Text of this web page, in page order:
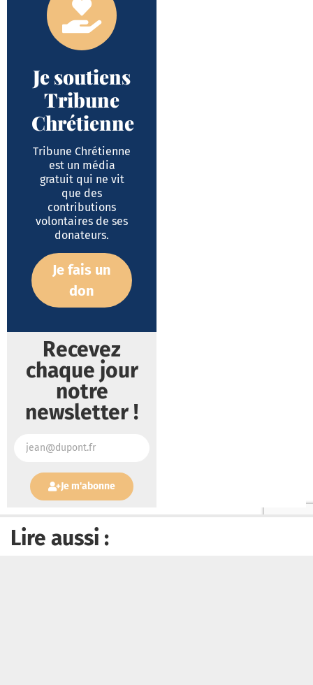
Je soutiens
Tribune
Chrétienne
Tribune Chrétienne
est un média
gratuit qui ne vit
que des
contributions
volontaires de ses
donateurs.
Je fais un
don
Recevez
chaque jour
notre
newsletter !
Je m'abonne
Lire aussi :